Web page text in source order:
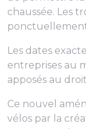
chaussée. Les
Les dates
entreprises au
apposés au
Ce nouvel
vélos par la